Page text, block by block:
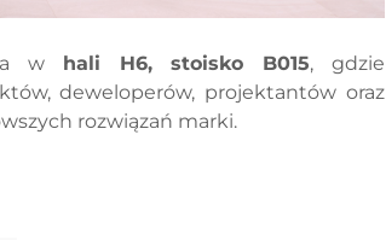
w hali H6, stoisko B015, gdzie
deweloperów, projektantów oraz
rozwiązań marki.